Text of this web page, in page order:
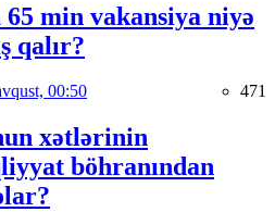
min vakansiya niyə
qalır?
00:50 471
xətlərinin
böhranından